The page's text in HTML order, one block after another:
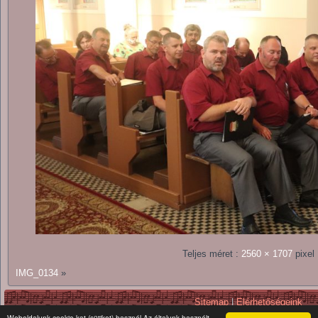
Teljes méret : 2560 × 1707 pixel
IMG_0134 »
Sitemap|Elérhetőségeink
Copyright © 2026. All Rights